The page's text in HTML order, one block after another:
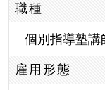
職種
個別指導塾講
雇用形態